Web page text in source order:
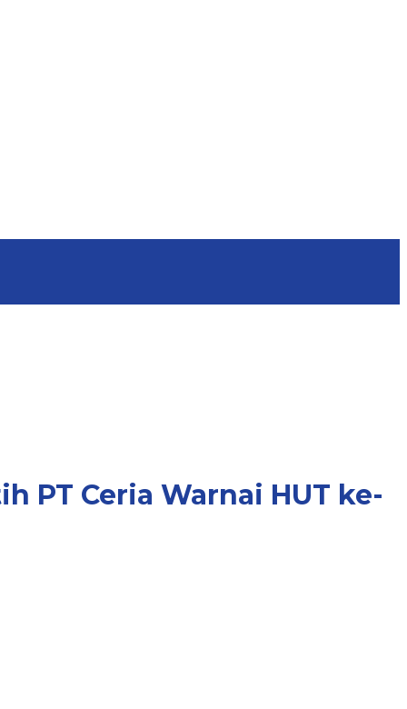
PT Ceria Warnai HUT ke-